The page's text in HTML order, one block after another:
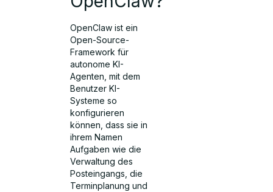
OpenClaw ist ein
Open-Source-
Framework für
autonome KI-
Agenten, mit dem
Benutzer KI-
Systeme so
konfigurieren
können, dass sie in
ihrem Namen
Aufgaben wie die
Verwaltung des
Posteingangs, die
Terminplanung und